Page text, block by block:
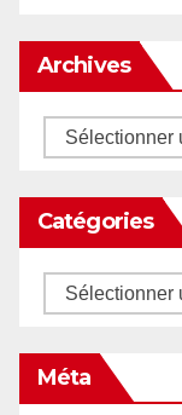
Archives
Archives
Catégories
Catégories
Méta